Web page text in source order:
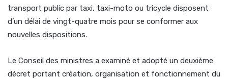
transport public par taxi, taxi-moto ou tricycle disposent
d’un délai de vingt-quatre mois pour se conformer aux
nouvelles dispositions.
Le Conseil des ministres a examiné et adopté un deuxième
décret portant création, organisation et fonctionnement du